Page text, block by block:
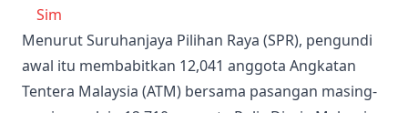
Sim
Menurut Suruhanjaya Pilihan Raya (SPR), pengundi
awal itu membabitkan 12,041 anggota Angkatan
Tentera Malaysia (ATM) bersama pasangan masing-